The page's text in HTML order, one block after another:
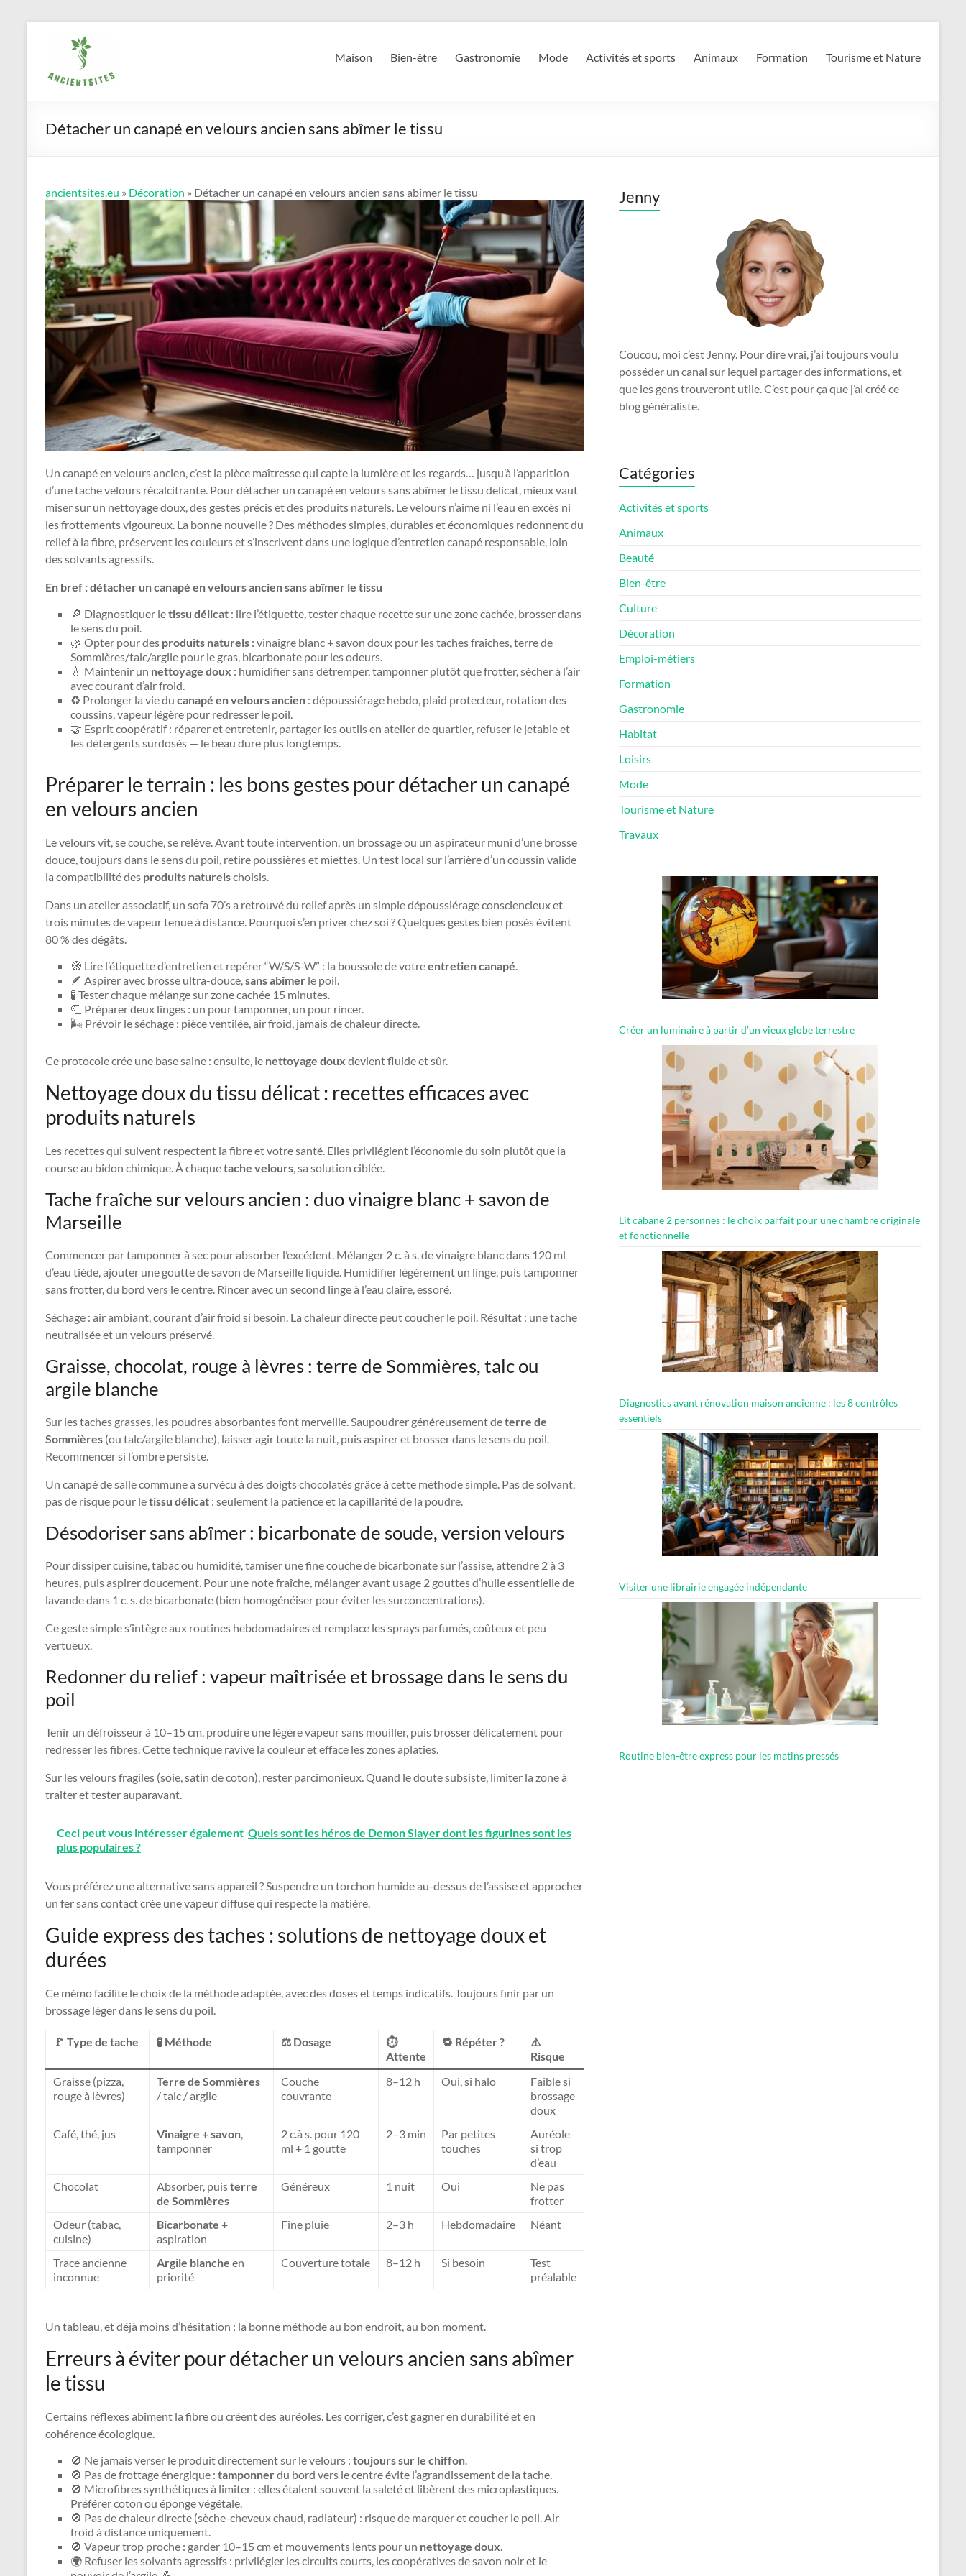
ancientsites.eu Maison Bien-être Gastronomie Mode Activités et sports Animaux Formation Tourisme et Nature
Détacher un canapé en velours ancien sans abîmer le tissu
ancientsites.eu » Décoration » Détacher un canapé en velours ancien sans abîmer le tissu
Un canapé en velours ancien, c’est la pièce maîtresse qui capte la lumière et les regards… jusqu’à l’apparition
d’une tache velours récalcitrante. Pour détacher un canapé en velours sans abîmer le tissu delicat, mieux vaut
miser sur un nettoyage doux, des gestes précis et des produits naturels. Le velours n’aime ni l’eau en excès ni
les frottements vigoureux. La bonne nouvelle ? Des méthodes simples, durables et économiques redonnent du
relief à la fibre, préservent les couleurs et s’inscrivent dans une logique d’entretien canapé responsable, loin
des solvants agressifs.
En bref : détacher un canapé en velours ancien sans abîmer le tissu
🔎 Diagnostiquer letissu délicat : lire l’étiquette, tester chaque recette sur une zone cachée, brosser dans
le sens du poil.
🌿 Opter pour des produits naturels : vinaigre blanc + savon doux pour les taches fraîches, terre de
Sommières/talc/argile pour le gras, bicarbonate pour les odeurs.
💧 Maintenir un nettoyage doux : humidifier sans détremper, tamponner plutôt que frotter, sécher à l’air
avec courant d’air froid.
♻️ Prolonger la vie du canapé en velours ancien : dépoussiérage hebdo, plaid protecteur, rotation des
coussins, vapeur légère pour redresser le poil.
🤝 Esprit coopératif : réparer et entretenir, partager les outils en atelier de quartier, refuser le jetable et
les détergents surdosés — le beau dure plus longtemps.
Préparer le terrain : les bons gestes pour détacher un canapé
en velours ancien
Le velours vit, se couche, se relève. Avant toute intervention, un brossage ou un aspirateur muni d’une brosse
douce, toujours dans le sens du poil, retire poussières et miettes. Un test local sur l’arrière d’un coussin valide
la compatibilité des produits naturelschoisis.
Dans un atelier associatif, un sofa 70’s a retrouvé du relief après un simple dépoussiérage consciencieux et
trois minutes de vapeur tenue à distance. Pourquoi s’en priver chez soi ? Quelques gestes bien posés évitent
80 % des dégâts.
🧭 Lire l’étiquette d’entretien et repérer “W/S/S-W” : la boussole de votreentretien canapé.
🪶 Aspirer avec brosse ultra-douce,sans abîmer le poil.
🧪 Tester chaque mélange sur zone cachée 15 minutes.
🧻 Préparer deux linges : un pour tamponner, un pour rincer.
🌬️ Prévoir le séchage : pièce ventilée, air froid, jamais de chaleur directe.
Ce protocole crée une base saine : ensuite, le nettoyage doux devient fluide et sûr.
Nettoyage doux du tissu délicat : recettes efficaces avec
produits naturels
Les recettes qui suivent respectent la fibre et votre santé. Elles privilégient l’économie du soin plutôt que la
course au bidon chimique. À chaquetache velours, sa solution ciblée.
Tache fraîche sur velours ancien : duo vinaigre blanc + savon de
Marseille
Commencer par tamponner à sec pour absorber l’excédent. Mélanger 2 c. à s. de vinaigre blanc dans 120 ml
d’eau tiède, ajouter une goutte de savon de Marseille liquide. Humidifier légèrement un linge, puis tamponner
sans frotter, du bord vers le centre. Rincer avec un second linge à l’eau claire, essoré.
Séchage : air ambiant, courant d’air froid si besoin. La chaleur directe peut coucher le poil. Résultat : une tache
neutralisée et un velours préservé.
Graisse, chocolat, rouge à lèvres : terre de Sommières, talc ou
argile blanche
Sur les taches grasses, les poudres absorbantes font merveille. Saupoudrer généreusement deterre de
Sommières (ou talc/argile blanche), laisser agir toute la nuit, puis aspirer et brosser dans le sens du poil.
Recommencer si l’ombre persiste.
Un canapé de salle commune a survécu à des doigts chocolatés grâce à cette méthode simple. Pas de solvant,
pas de risque pour letissu délicat : seulement la patience et la capillarité de la poudre.
Désodoriser sans abîmer : bicarbonate de soude, version velours
Pour dissiper cuisine, tabac ou humidité, tamiser une fine couche de bicarbonate sur l’assise, attendre 2 à 3
heures, puis aspirer doucement. Pour une note fraîche, mélanger avant usage 2 gouttes d’huile essentielle de
lavande dans 1 c. s. de bicarbonate (bien homogénéiser pour éviter les surconcentrations).
Ce geste simple s’intègre aux routines hebdomadaires et remplace les sprays parfumés, coûteux et peu
vertueux.
Redonner du relief : vapeur maîtrisée et brossage dans le sens du
poil
Tenir un défroisseur à 10–15 cm, produire une légère vapeur sans mouiller, puis brosser délicatement pour
redresser les fibres. Cette technique ravive la couleur et efface les zones aplaties.
Sur les velours fragiles (soie, satin de coton), rester parcimonieux. Quand le doute subsiste, limiter la zone à
traiter et tester auparavant.
Ceci peut vous intéresser également Quels sont les héros de Demon Slayer dont les figurines sont les
plus populaires ?
Vous préférez une alternative sans appareil ? Suspendre un torchon humide au-dessus de l’assise et approcher
un fer sans contact crée une vapeur diffuse qui respecte la matière.
Guide express des taches : solutions de nettoyage doux et
durées
Ce mémo facilite le choix de la méthode adaptée, avec des doses et temps indicatifs. Toujours finir par un
brossage léger dans le sens du poil.
🚩 Type de tache 🧪 Méthode ⚖️ Dosage
⏱️
Attente
🔁 Répéter ?
⚠️
Risque
Graisse (pizza,
rouge à lèvres)
Terre de Sommières
/ talc / argile
Couche
couvrante
8–12 h Oui, si halo
Faible si
brossage
doux
Café, thé, jus
Vinaigre + savon,
tamponner
2 c.à s. pour 120
ml + 1 goutte
2–3 min
Par petites
touches
Auréole
si trop
d’eau
Chocolat
Absorber, puisterre
de Sommières
Généreux 1 nuit Oui
Ne pas
frotter
Odeur (tabac,
cuisine)
Bicarbonate +
aspiration
Fine pluie 2–3 h Hebdomadaire Néant
Trace ancienne
inconnue
Argile blanche en
priorité
Couverture totale 8–12 h Si besoin
Test
préalable
Un tableau, et déjà moins d’hésitation : la bonne méthode au bon endroit, au bon moment.
Erreurs à éviter pour détacher un velours ancien sans abîmer
le tissu
Certains réflexes abîment la fibre ou créent des auréoles. Les corriger, c’est gagner en durabilité et en
cohérence écologique.
🚫 Ne jamais verser le produit directement sur le velours : toujours sur le chiffon.
🚫 Pas de frottage énergique : tamponnerdu bord vers le centre évite l’agrandissement de la tache.
🚫 Microfibres synthétiques à limiter : elles étalent souvent la saleté et libèrent des microplastiques.
Préférer coton ou éponge végétale.
🚫 Pas de chaleur directe (sèche-cheveux chaud, radiateur) : risque de marquer et coucher le poil. Air
froid à distance uniquement.
🚫 Vapeur trop proche : garder 10–15 cm et mouvements lents pour un nettoyage doux.
🌍 Refuser les solvants agressifs : privilégier les circuits courts, les coopératives de savon noir et le
Jenny
Coucou, moi c’est Jenny. Pour dire vrai, j’ai toujours voulu
posséder un canal sur lequel partager des informations, et
que les gens trouveront utile. C’est pour ça que j’ai créé ce
blog généraliste.
Catégories
Activités et sports
Animaux
Beauté
Bien-être
Culture
Décoration
Emploi-métiers
Formation
Gastronomie
Habitat
Loisirs
Mode
Tourisme et Nature
Travaux
Créer un luminaire à partir d’un vieux globe terrestre
Lit cabane 2 personnes : le choix parfait pour une chambre originale
et fonctionnelle
Diagnostics avant rénovation maison ancienne : les 8 contrôles
essentiels
Visiter une librairie engagée indépendante
Routine bien-être express pour les matins pressés